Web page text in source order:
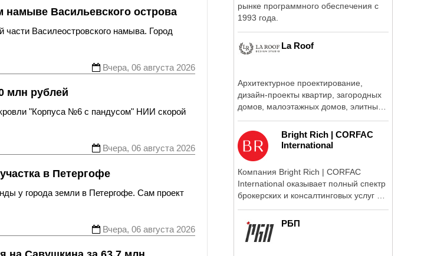
Васильевского острова
Василеостровского намыва. Город
Вчера, 06 августа 2026
млн рублей
"Корпуса №6 с пандусом" НИИ скорой
Вчера, 06 августа 2026
в Петергофе
у города земли в Петергофе. Сам проект
Вчера, 06 августа 2026
рынке программного обеспечения c
1993 года.
La Roof
Архитектурное проектирование,
дизайн-проекты квартир, загородных
домов, малоэтажных домов, элитные
Bright Rich | CORFAC
International
Компания Bright Rich | CORFAC
International оказывает полный спектр
брокерских и консалтинговых услуг в
РБП